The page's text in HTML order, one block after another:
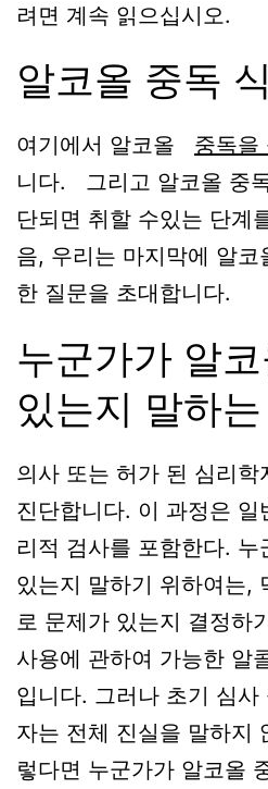
려면 계속 읽으십시오.
알코올 중독
여기에서 알코올 중독을
니다.
그리고 알코올 중
단되면 취할 수있는 단계
음, 우리는 마지막에 알코
한 질문을 초대합니다.
누군가가 알
있는지 말하
의사 또는 허가 된 심리학
진단합니다. 이 과정은 일
리적 검사를 포함한다. 누
있는지 말하기 위하여는,
로 문제가 있는지 결정하
사용에 관하여 가능한 알
입니다. 그러나 초기 심
자는 전체 진실을 말하지
렇다면 누군가가 알코올